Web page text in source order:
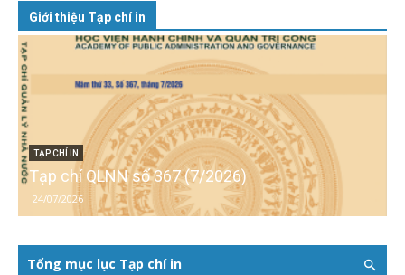
Giới thiệu Tạp chí in
TẠP CHÍ IN
Tạp chí QLNN số 367 (7/2026)
24/07/2026
Tổng mục lục Tạp chí in